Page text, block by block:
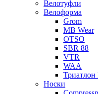
Велотуфли
Велоформа
Grom
MB Wear
OTSO
SBR 88
VTR
WAA
Триатлон
Носки